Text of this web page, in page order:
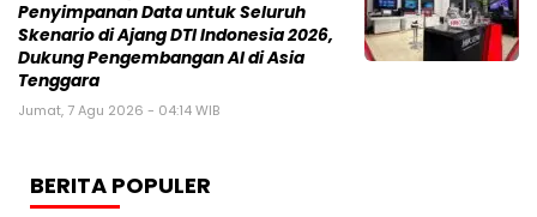
Penyimpanan Data untuk Seluruh
Skenario di Ajang DTI Indonesia 2026,
Dukung Pengembangan AI di Asia
Tenggara
Jumat, 7 Agu 2026 - 04:14 WIB
BERITA POPULER